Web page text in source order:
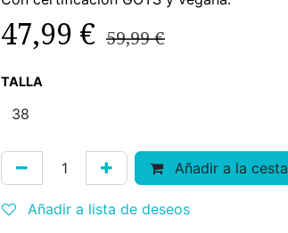
47,99 € 59,99€
TALLA
Añadir a la cesta
Añadir a lista de deseos